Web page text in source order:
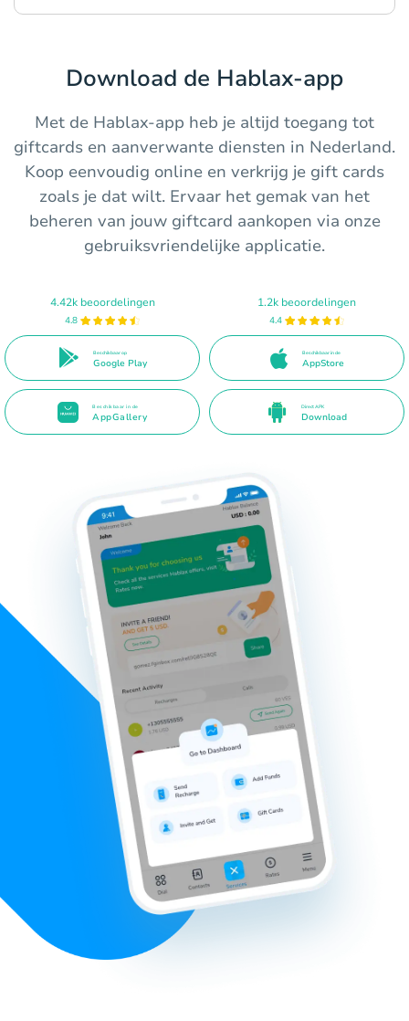
Download de Hablax-app
Met de Hablax-app heb je altijd toegang tot
giftcards en aanverwante diensten in Nederland.
Koop eenvoudig online en verkrijg je gift cards
zoals je dat wilt. Ervaar het gemak van het
beheren van jouw giftcard aankopen via onze
gebruiksvriendelijke applicatie.
4.42k beoordelingen
4.8
Beschikbaar op
Google Play
1.2k beoordelingen
4.4
Beschikbaar in de
AppStore
Beschikbaar in de
AppGallery
Direct APK
Download